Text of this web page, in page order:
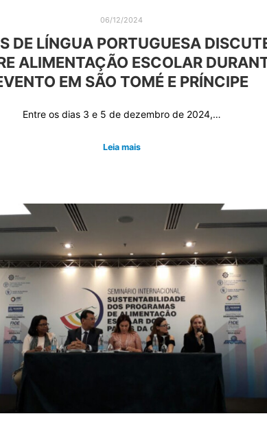
06/12/2024
DE LÍNGUA PORTUGUESA
ALIMENTAÇÃO ESCOLAR
EM SÃO TOMÉ E PRÍNCIPE
Entre os dias 3 e 5 de dezembro de 2024,…
Leia mais